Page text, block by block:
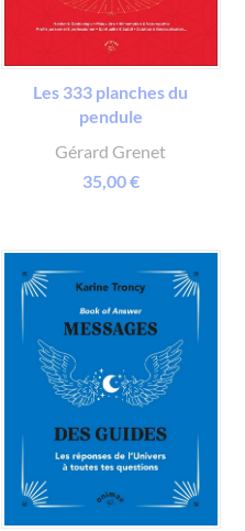
Les 333 planches du
pendule
Gérard Grenet
35,00 €